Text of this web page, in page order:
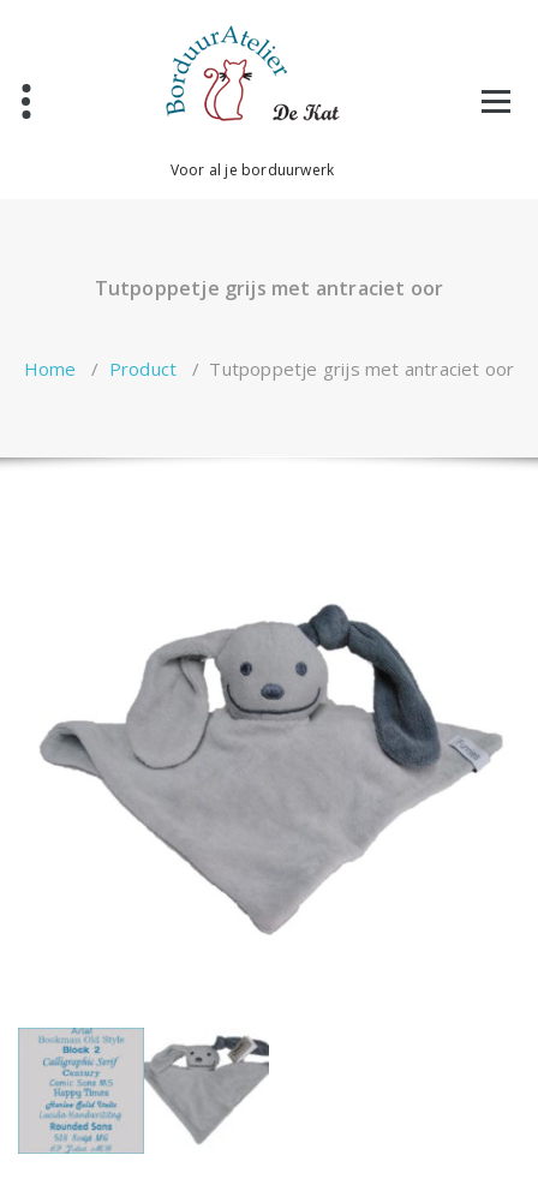
inhoud
Voor al je borduurwerk
Tutpoppetje grijs met antraciet oor
Home / Product / Tutpoppetje grijs met antraciet oor